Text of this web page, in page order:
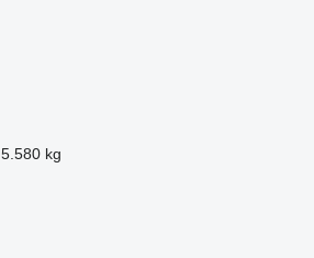
5.580 kg